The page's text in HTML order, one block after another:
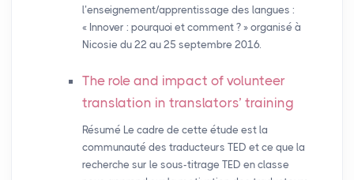
l’enseignement/apprentissage des langues :
« Innover : pourquoi et comment ? » organisé à
Nicosie du 22 au 25 septembre 2016.
The role and impact of volunteer
translation in translators’ training
Résumé Le cadre de cette étude est la
communauté des traducteurs TED et ce que la
recherche sur le sous-titrage TED en classe